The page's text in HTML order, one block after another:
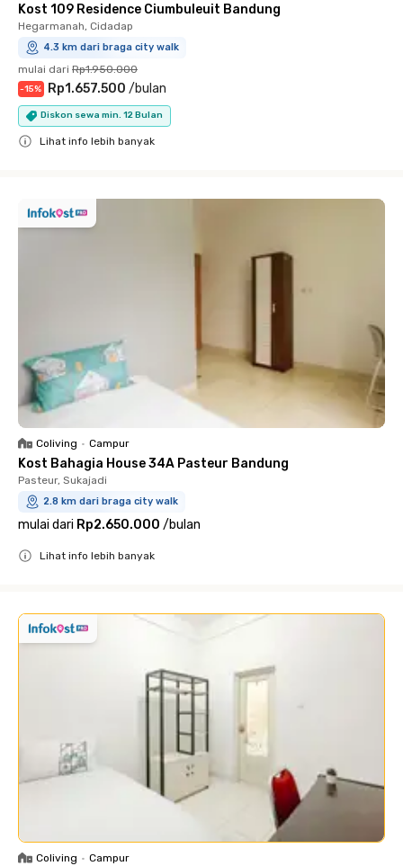
Kost 109 Residence Ciumbuleuit Bandung
Hegarmanah, Cidadap
4.3 km dari braga city walk
mulai dari Rp1.950.000
-15% Rp1.657.500 /bulan
Diskon sewa min. 12 Bulan
Lihat info lebih banyak
Coliving • Campur
Kost Bahagia House 34A Pasteur Bandung
Pasteur, Sukajadi
2.8 km dari braga city walk
mulai dari Rp2.650.000 /bulan
Lihat info lebih banyak
Coliving • Campur